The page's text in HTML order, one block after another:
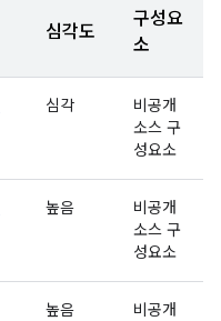
심각도
구성요
소
심각
비공개
소스 구
성요소
높음
비공개
소스 구
성요소
높음
비공개